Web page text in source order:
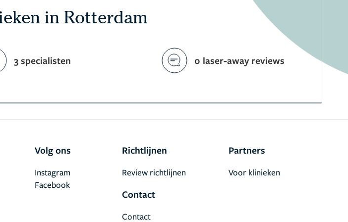
in Rotterdam
3 specialisten 0 laser-away reviews
Volg ons
Facebook
Instagram
Richtlijnen
Review richtlijnen
Contact
Contact
Partners
Voor klinieken